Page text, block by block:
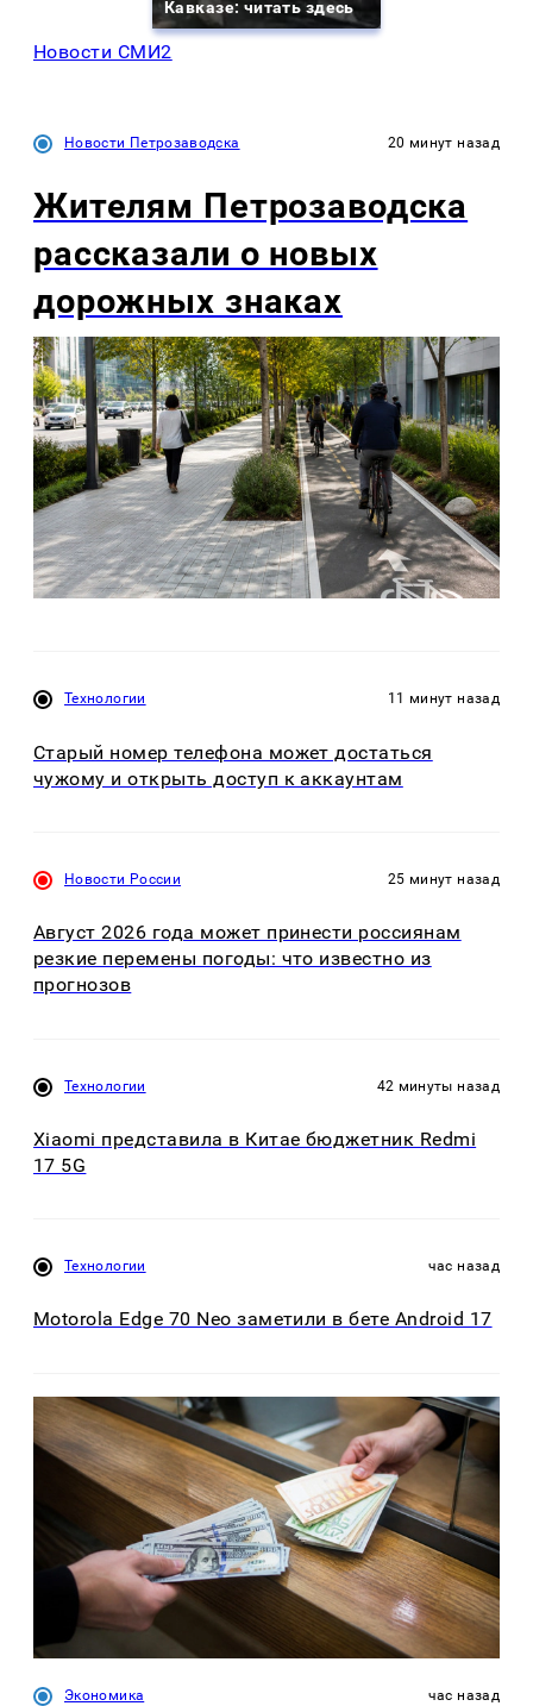
Кавказе: читать здесь
Новости СМИ2
Новости Петрозаводска 20 минут назад
Жителям Петрозаводска
рассказали о новых
дорожных знаках
Технологии 11 минут назад
Старый номер телефона может достаться
чужому и открыть доступ к аккаунтам
Новости России 25 минут назад
Август 2026 года может принести россиянам
резкие перемены погоды: что известно из
прогнозов
Технологии 42 минуты назад
Xiaomi представила в Китае бюджетник Redmi
17 5G
Технологии час назад
Motorola Edge 70 Neo заметили в бете Android 17
Экономика час назад